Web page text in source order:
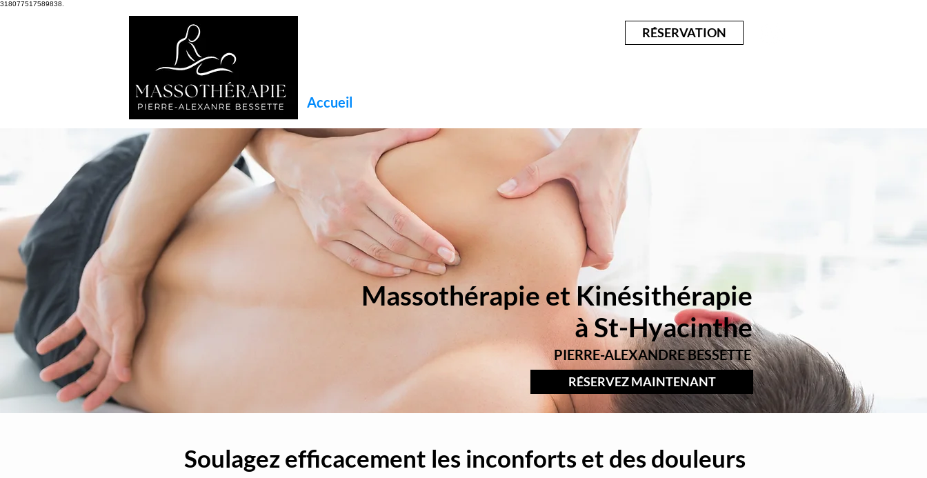
318077517589838.
RÉSERVATION
Accueil
Massothérapie et Kinésithérapie
àSt-Hyacinthe
PIERRE-ALEXANDRE BESSETTE
RÉSERVEZ MAINTENANT
Soulagez efficacement les inconforts et des douleurs